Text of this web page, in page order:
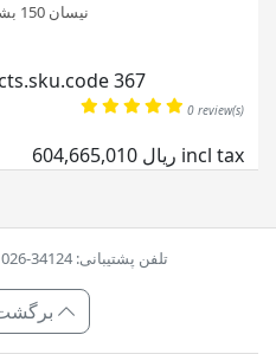
نیسان 150 بشکه پارس
367
0 review(s)
604,665,010 ریال incl tax
تلفن پشتیبانی: 34124-026